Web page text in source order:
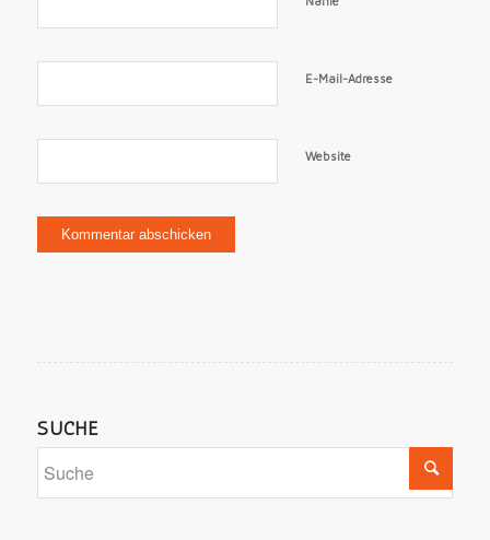
E-Mail-Adresse
Website
SUCHE